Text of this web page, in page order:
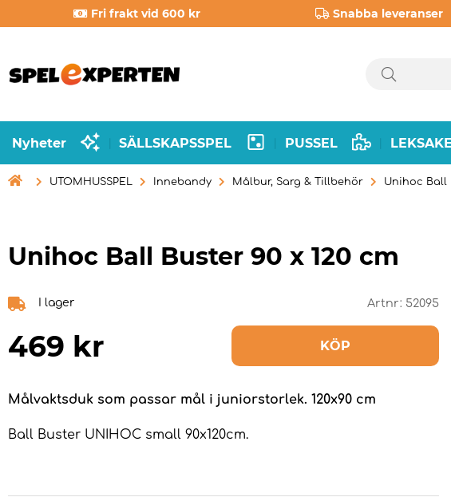
Fri frakt vid 600 kr Snabba leveranser
Nyheter SÄLLSKAPSSPEL PUSSEL
 UTOMHUSSPEL Innebandy Målbur, Sarg & Tillbehör Unihoc Ball
Unihoc Ball Buster 90 x 120 cm
I lager Artnr: 52095
469 kr KÖP
Målvaktsduk som passar mål i juniorstorlek. 120x90 cm
Ball Buster UNIHOC small 90x120cm.